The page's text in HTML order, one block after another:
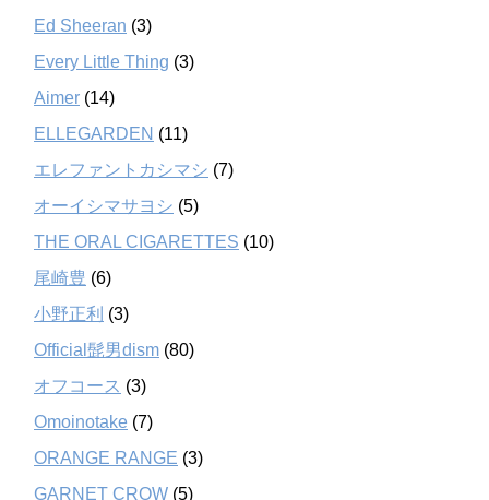
Ed Sheeran (3)
Every Little Thing (3)
Aimer (14)
ELLEGARDEN (11)
エレファントカシマシ (7)
オーイシマサヨシ (5)
THE ORAL CIGARETTES (10)
尾崎豊 (6)
小野正利 (3)
Official髭男dism (80)
オフコース (3)
Omoinotake (7)
ORANGE RANGE (3)
GARNET CROW (5)